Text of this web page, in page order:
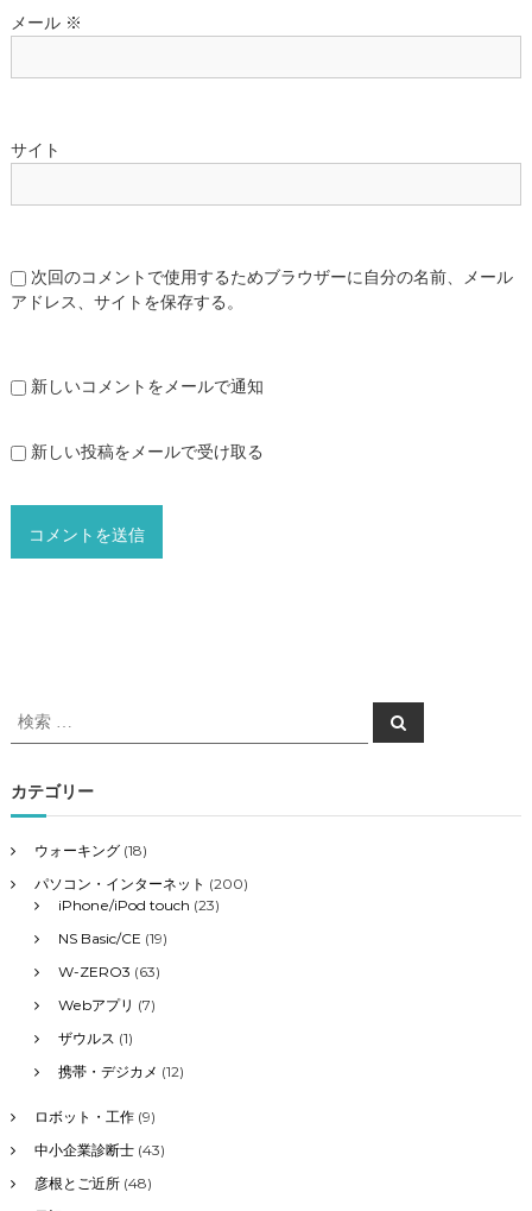
メール ※
サイト
次回のコメントで使用するためブラウザーに自分の名前、メール
アドレス、サイトを保存する。
新しいコメントをメールで通知
新しい投稿をメールで受け取る
検
索
象
:
検
索
カテゴリー
ウォーキング(18)
パソコン・インターネット (200)
iPhone/iPod touch (23)
NS Basic/CE (19)
W-ZERO3 (63)
Webアプリ (7)
ザウルス (1)
携帯・デジカメ (12)
ロボット・工作(9)
中小企業診断士(43)
彦根とご近所(48)